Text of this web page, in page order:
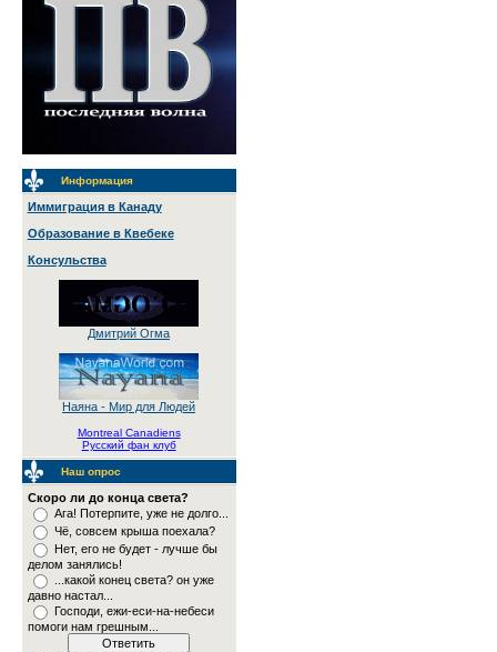
Информация
Иммиграция в Канаду
Образование в Квебеке
Консульства
Дмитрий Огма
Наяна - Мир для Людей
Montreal Canadiens
Русский фан клуб
Наш опрос
Скоро ли до конца света?
Ага! Потерпите, уже не долго...
Чё, совсем крыша поехала?
Нет, его не будет - лучше бы
делом занялись!
...какой конец света? он уже
давно настал...
Господи, ежи-еси-на-небеси
помоги нам грешным...